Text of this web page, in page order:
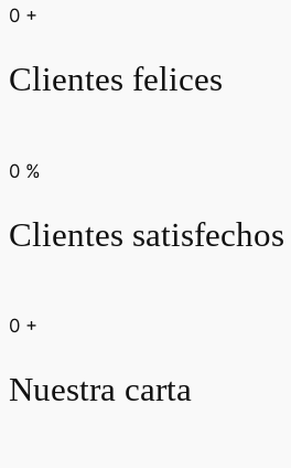
0 +
Clientes felices
0 %
Clientes satisfechos
0 +
Nuestra carta